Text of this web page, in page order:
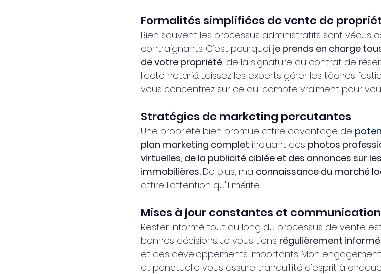
Formalités simplifiées de vente de
Bien souvent les processus administratifs sont vécus
contraignants. C'est pourquoi je prends en charge
de votre propriété, de la signature du contrat de
l'acte notarié. Laissez les experts gérer les tâches
vous concentrez sur ce qui compte vraiment pour
Stratégies de marketing percutantes
Une propriété bien promue attire davantage de
plan marketing complet incluant des photos
virtuelles, de la publicité ciblée et des annonces sur
immobilières. De plus, ma connaissance du marché
attire l'attention qu'il mérite.
Mises à jour constantes et
Rester informé tout au long du processus de vente
bonnes décisions. Je vous tiens régulièrement
et des développements importants. Mon
et ponctuelle vous assure tranquillité d'esprit à